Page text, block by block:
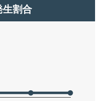
生割合